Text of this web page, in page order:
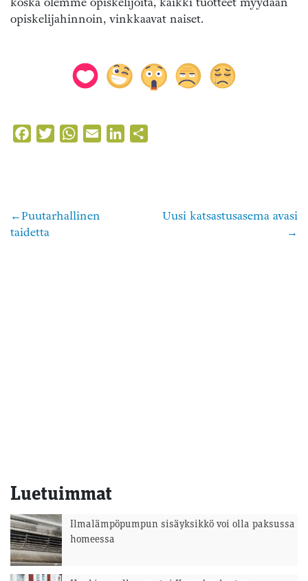
opiskelijahinnoin, vinkkaavat naiset.
FacebookTwitterWhatsApp
Email LinkedIn
Artikkelien
Puutarhallinen
taidetta
Uusi katsastusasema avasi
Luetuimmat
Ilmalämpöpumpun sisäyksikkö voi olla paksussa
homeessa